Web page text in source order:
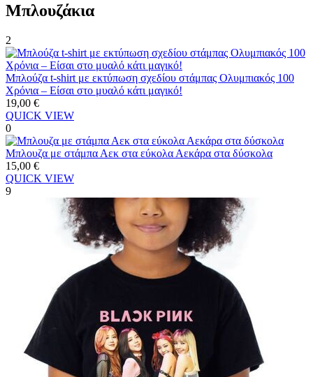
Μπλουζάκια
2
Μπλούζα t-shirt με εκτύπωση σχεδίου στάμπας Ολυμπιακός 100
Χρόνια – Είσαι στο μυαλό κάτι μαγικό!
19,00 €
QUICK VIEW
0
Μπλουζα με στάμπα Αεκ στα εύκολα Αεκάρα στα δύσκολα
15,00 €
QUICK VIEW
9